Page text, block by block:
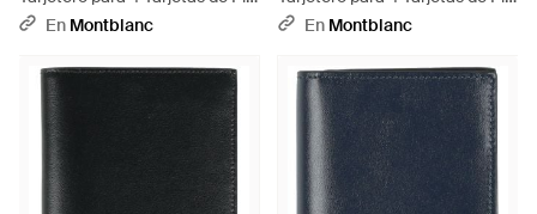
Extreme - Negro
En Montblanc
Corteccia Sfumato - Marrón
En Montblanc